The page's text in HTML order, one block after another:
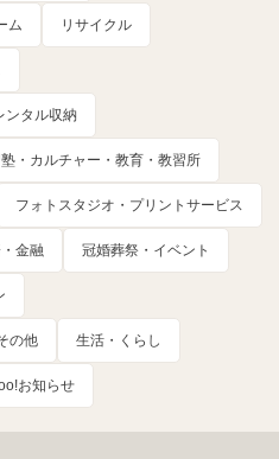
ム リサイクル
ンタル収納
・カルチャー・教育・教習所
フォトスタジオ・プリントサービス
金融 冠婚葬祭・イベント
の他 生活・くらし
お知らせ